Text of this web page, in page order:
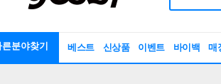
른분야찾기 베스트 신상품 이벤트 바이백 매